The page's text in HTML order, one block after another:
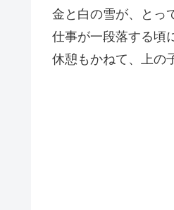
金と白の雪が、とっ
仕事が一段落する頃
休憩もかねて、上の